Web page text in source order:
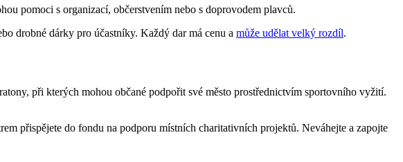
pomoci s organizací, občerstvením nebo s doprovodem plavců.
drobné dárky pro účastníky. Každý dar má cenu a může udělat velký rozdíl.
při kterých mohou občané podpořit své město prostřednictvím sportovního vyžití.
přispějete do fondu na podporu místních charitativních projektů. Neváhejte a zapojte